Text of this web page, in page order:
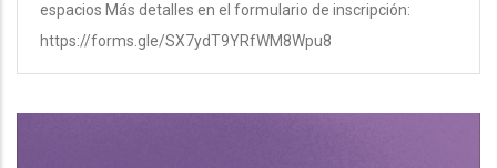
espacios Más detalles en el formulario de inscripción:
https://forms.gle/SX7ydT9YRfWM8Wpu8